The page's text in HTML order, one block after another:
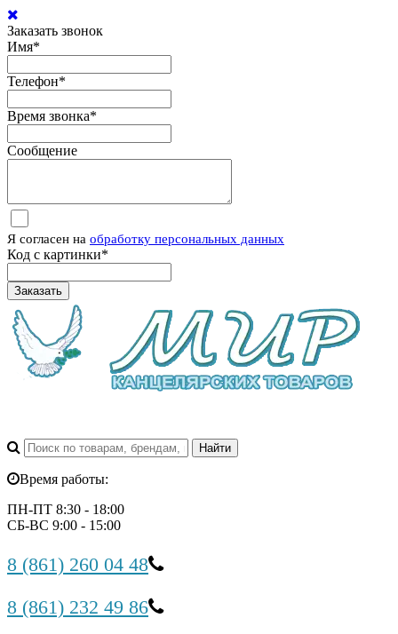
Заказать звонок
Имя*
Телефон*
Время звонка*
Сообщение
Я согласен на обработку персональных данных
Код с картинки*
Заказать
Время работы:
ПН-ПТ 8:30 - 18:00
СБ-ВС 9:00 - 15:00
8 (861) 260 04 48
8 (861) 232 49 86